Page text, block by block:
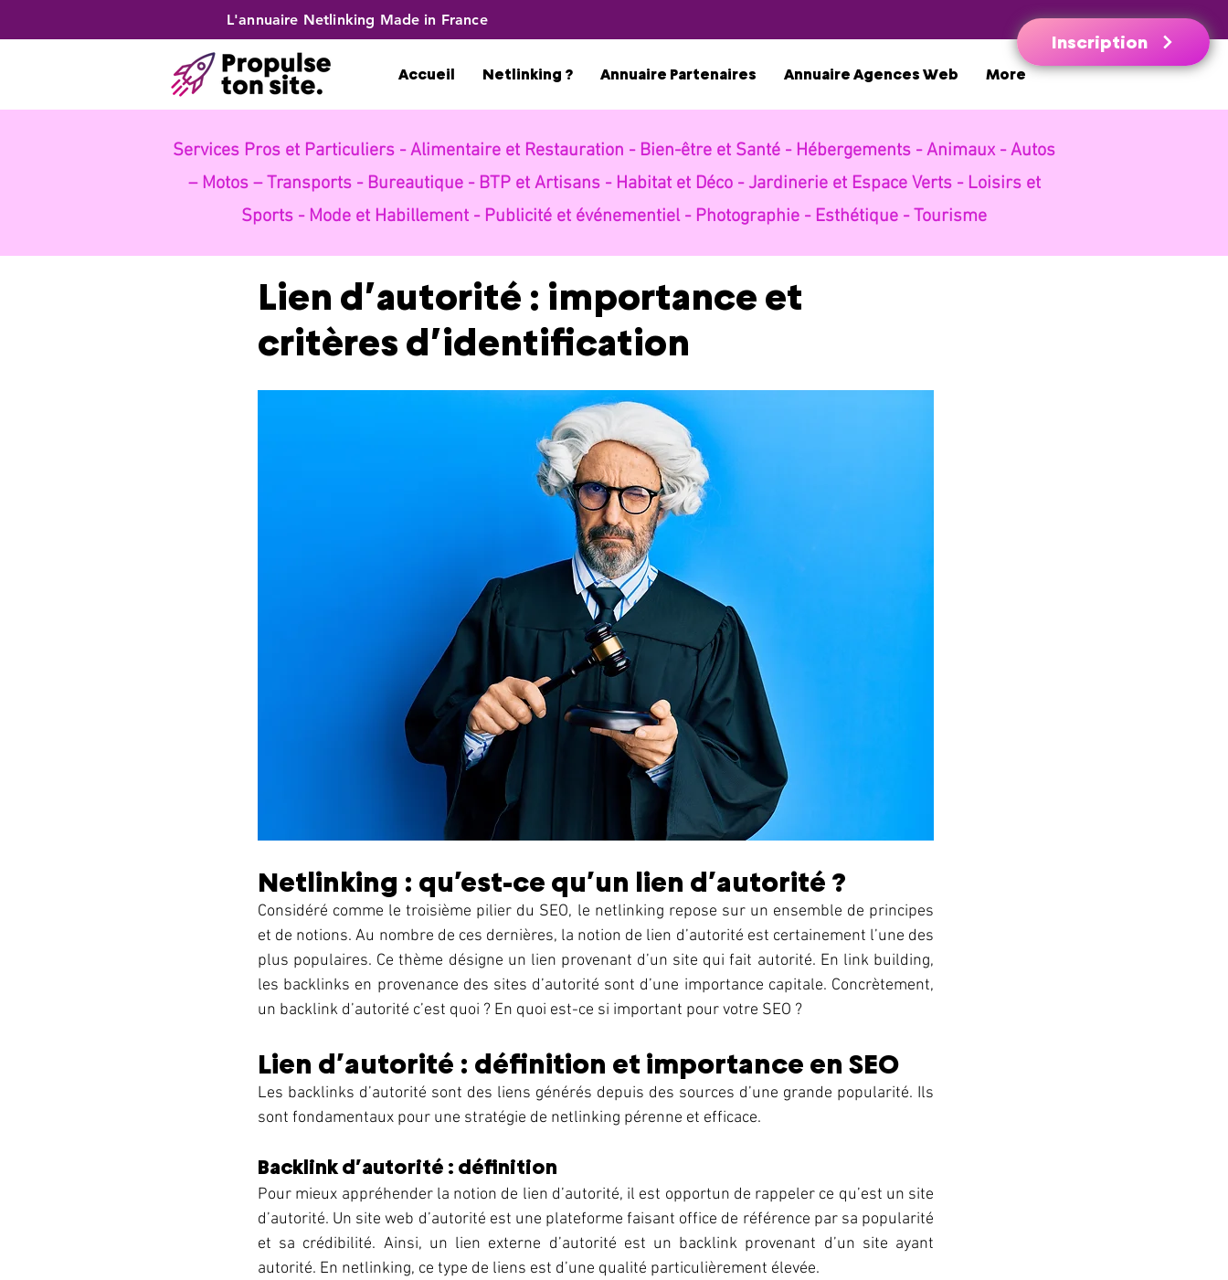
Inscription
L'annuaire Netlinking Made in France
Accueil Netlinking ? Annuaire Partenaires Annuaire Agences Web More
Services Pros et Particuliers -Alimentaire et Restauration - Bien-être et Santé - Hébergements -Animaux -Autos
– Motos – Transports - Bureautique - BTP et Artisans - Habitat et Déco -Jardinerie et Espace Verts - Loisirs et
Sports - Mode et Habillement - Publicité et événementiel - Photographie - Esthétique -Tourisme
Lien d’autorité : importance et
critères d’identification
Netlinking : qu’est-ce qu’un lien d’autorité ?
Considéré comme le troisième pilier du SEO, le netlinking repose sur un ensemble de principes
et de notions. Au nombre de ces dernières, la notion de lien d’autorité est certainement l’une des
plus populaires. Ce thème désigne un lien provenant d’un site qui fait autorité. En link building,
les backlinks en provenance des sites d’autorité sont d’une importance capitale. Concrètement,
un backlink d’autorité c’est quoi ? En quoi est-ce si important pour votre SEO ?
Lien d’autorité : définition et importance en SEO
Les backlinks d’autorité sont des liens générés depuis des sources d’une grande popularité. Ils
sont fondamentaux pour une stratégie de netlinking pérenne et efficace.
Backlink d’autorité : définition
Pour mieux appréhender la notion de lien d’autorité, il est opportun de rappeler ce qu’est un site
d’autorité. Un site web d’autorité est une plateforme faisant office de référence par sa popularité
et sa crédibilité. Ainsi, un lien externe d’autorité est un backlink provenant d’un site ayant
autorité. En netlinking, ce type de liens est d’une qualité particulièrement élevée.